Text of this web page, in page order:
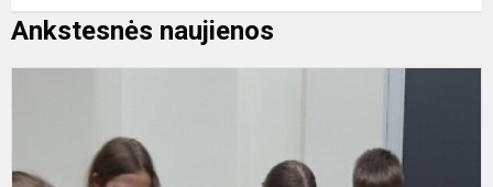
Ankstesnės naujienos